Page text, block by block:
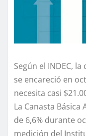
Según el INDEC,
se encareció en
necesita casi
La Canasta
de 6,6% durante
medición del